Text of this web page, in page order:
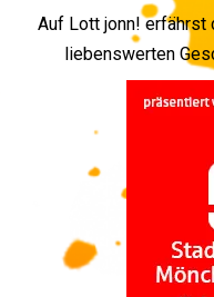
Auf Lott jonn! erfährst
liebenswerten